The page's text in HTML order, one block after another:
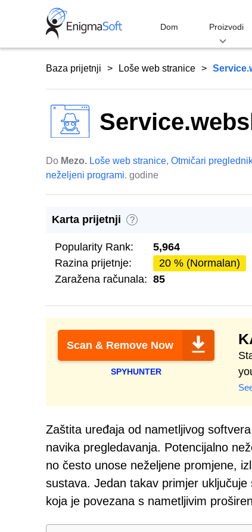
Dom Proizvodi
Baza prijetnji Loše web stranice
Do Mezo. Loše web stranice, Otmičari
neželjeni programi. godine
Karta prijetnji ?
Popularity Rank:
5,964
Razina prijetnje:
20 % (Normalan)
Zaražena računala: 85
Scan & Remove Now
SPYHUNTER
Zaštita uređaja od nametljivog
navika pregledavanja. Potencijalno
no često unose neželjene promjene,
sustava. Jedan takav primjer
koja je povezana s nametljivim